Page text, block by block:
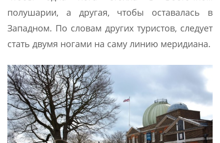
полушарии, а другая, чтобы оставалась в
Западном. По словам других туристов, следует
стать двумя ногами на саму линию меридиана.